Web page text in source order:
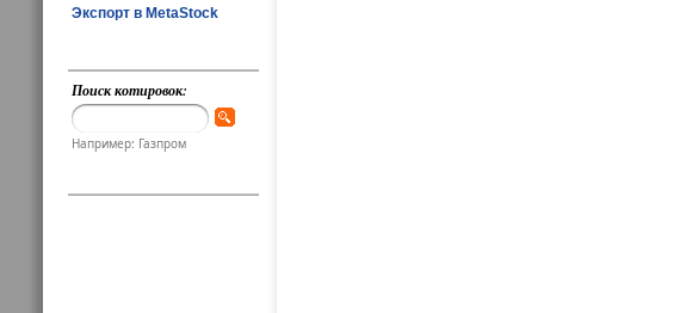
Экспорт в MetaStock
Поиск котировок:
Например: Газпром